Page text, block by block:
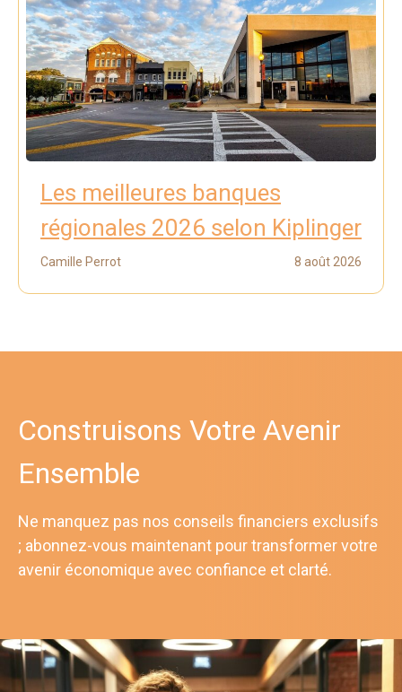
Les meilleures banques
régionales 2026 selon Kiplinger
Camille Perrot 8 août 2026
Construisons Votre Avenir
Ensemble
Ne manquez pas nos conseils financiers exclusifs
; abonnez-vous maintenant pour transformer votre
avenir économique avec confiance et clarté.